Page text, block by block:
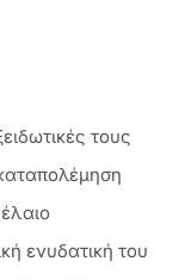
τους
ενυδατική του